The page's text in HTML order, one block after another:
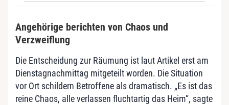
Angehörige berichten von Chaos und
Verzweiflung
Die Entscheidung zur Räumung ist laut Artikel erst am
Dienstagnachmittag mitgeteilt worden. Die Situation
vor Ort schildern Betroffene als dramatisch. „Es ist das
reine Chaos, alle verlassen fluchtartig das Heim“, sagte